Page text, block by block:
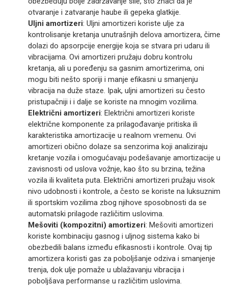
otvaranje i zatvaranje haube ili gepeka glatkije.
Uljni amortizeri: Uljni amortizeri koriste ulje za
kontrolisanje kretanja unutrašnjih delova amortizera, čime
dolazi do apsorpcije energije koja se stvara pri udaru ili
vibracijama. Ovi amortizeri pružaju dobru kontrolu
kretanja, ali u poređenju sa gasnim amortizerima, oni
mogu biti nešto sporiji i manje efikasni u smanjenju
vibracija na duže staze. Ipak, uljni amortizeri su često
pristupačniji i i dalje se koriste na mnogim vozilima.
Električni amortizeri: Električni amortizeri koriste
električne komponente za prilagođavanje pritiska ili
karakteristika amortizacije u realnom vremenu. Ovi
amortizeri obično dolaze sa senzorima koji analiziraju
kretanje vozila i omogućavaju podešavanje amortizacije u
zavisnosti od uslova vožnje, kao što su brzina, težina
vozila ili kvaliteta puta. Električni amortizeri pružaju visok
nivo udobnosti i kontrole, a često se koriste na luksuznim
ili sportskim vozilima zbog njihove sposobnosti da se
automatski prilagode različitim uslovima.
Mešoviti (kompozitni) amortizeri: Mešoviti amortizeri
koriste kombinaciju gasnog i uljnog sistema kako bi
obezbedili balans između efikasnosti i kontrole. Ovaj tip
amortizera koristi gas za poboljšanje odziva i smanjenje
trenja, dok ulje pomaže u ublažavanju vibracija i
poboljšava performanse u različitim uslovima.